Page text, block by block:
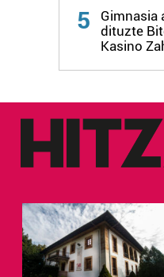
5
Gimnasia
dituzte
Kasino